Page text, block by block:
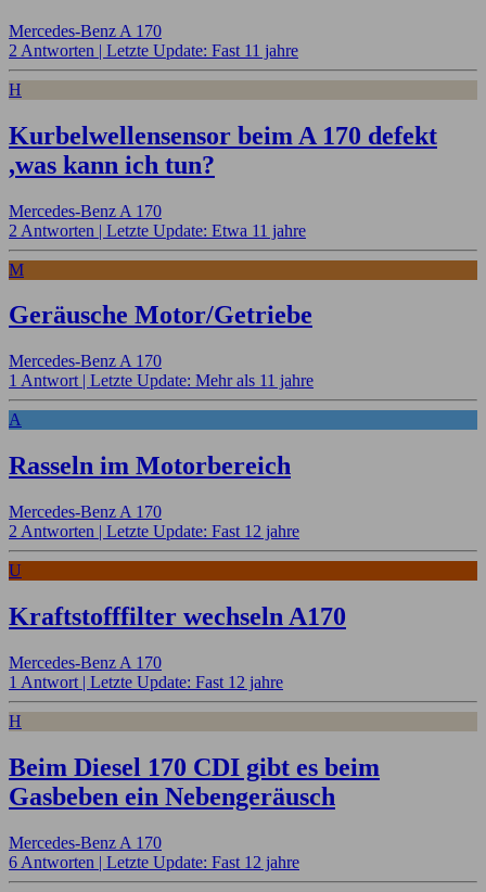
Mercedes-Benz A 170
2 Antworten | Letzte Update: Fast 11 jahre
H
Kurbelwellensensor beim A 170 defekt
,was kann ich tun?
Mercedes-Benz A 170
2 Antworten | Letzte Update: Etwa 11 jahre
M
Geräusche Motor/Getriebe
Mercedes-Benz A 170
1 Antwort | Letzte Update: Mehr als 11 jahre
A
Rasseln im Motorbereich
Mercedes-Benz A 170
2 Antworten | Letzte Update: Fast 12 jahre
U
Kraftstofffilter wechseln A170
Mercedes-Benz A 170
1 Antwort | Letzte Update: Fast 12 jahre
H
Beim Diesel 170 CDI gibt es beim
Gasbeben ein Nebengeräusch
Mercedes-Benz A 170
6 Antworten | Letzte Update: Fast 12 jahre